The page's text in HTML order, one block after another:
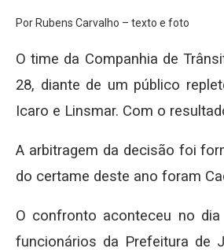
Por Rubens Carvalho – texto e foto
O time da Companhia de
28, diante de um público
Icaro e Linsmar. Com o
A arbitragem da decisão foi
do certame deste ano foram
O confronto aconteceu no
funcionários da Prefeitura de